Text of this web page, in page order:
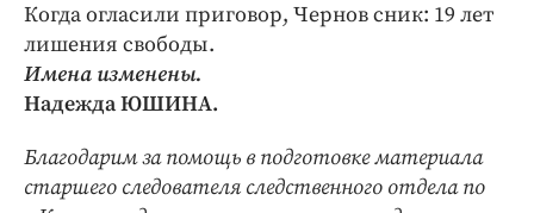
Когда огласили приговор, Чернов сник: 19 лет
лишения свободы.
Имена изменены.
Надежда ЮШИНА.
Благодарим за помощь в подготовке материала
старшего следователя следственного отдела по